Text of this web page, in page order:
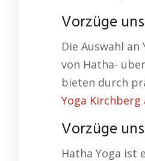
Vorzüge
Die Auswahl
von Hatha-
bieten durch
Yoga Kirchberg
Vorzüge
Hatha Yoga ist